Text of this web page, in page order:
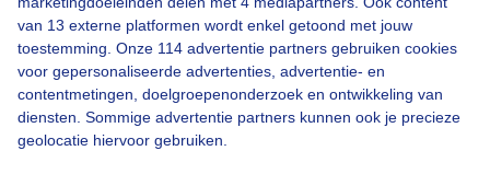
van 13 externe platformen wordt enkel getoond met jouw
toestemming. Onze 114 advertentie partners gebruiken cookies
voor gepersonaliseerde advertenties, advertentie- en
contentmetingen, doelgroepenonderzoek en ontwikkeling van
diensten. Sommige advertentie partners kunnen ook je precieze
geolocatie hiervoor gebruiken.
Over Buienradar
Bedrijfsgegevens